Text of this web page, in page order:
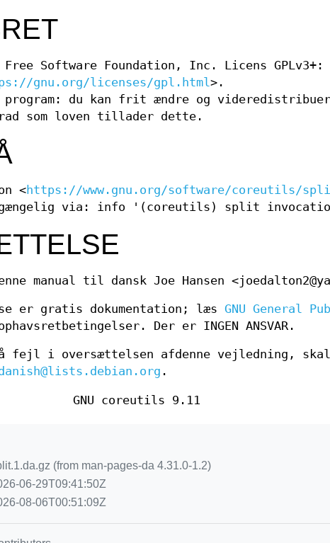
Free Software Foundation, Inc. Licens GPLv3+:
gnu.org/licenses/gpl.html>.
du kan frit ændre og
som loven tillader dette.
<https://www.gnu.org/software/coreutils/
via: info '(coreutils) split
manual til dansk Joe Hansen
er gratis dokumentation; læs GNU General
Der er INGEN ANSVAR.
fejl i oversættelsen af ​​denne vejledning, skal
.
GNU coreutils 9.11
(from man-pages-da 4.31.0-1.2)
06-29T09:41:50Z
08-06T00:51:09Z